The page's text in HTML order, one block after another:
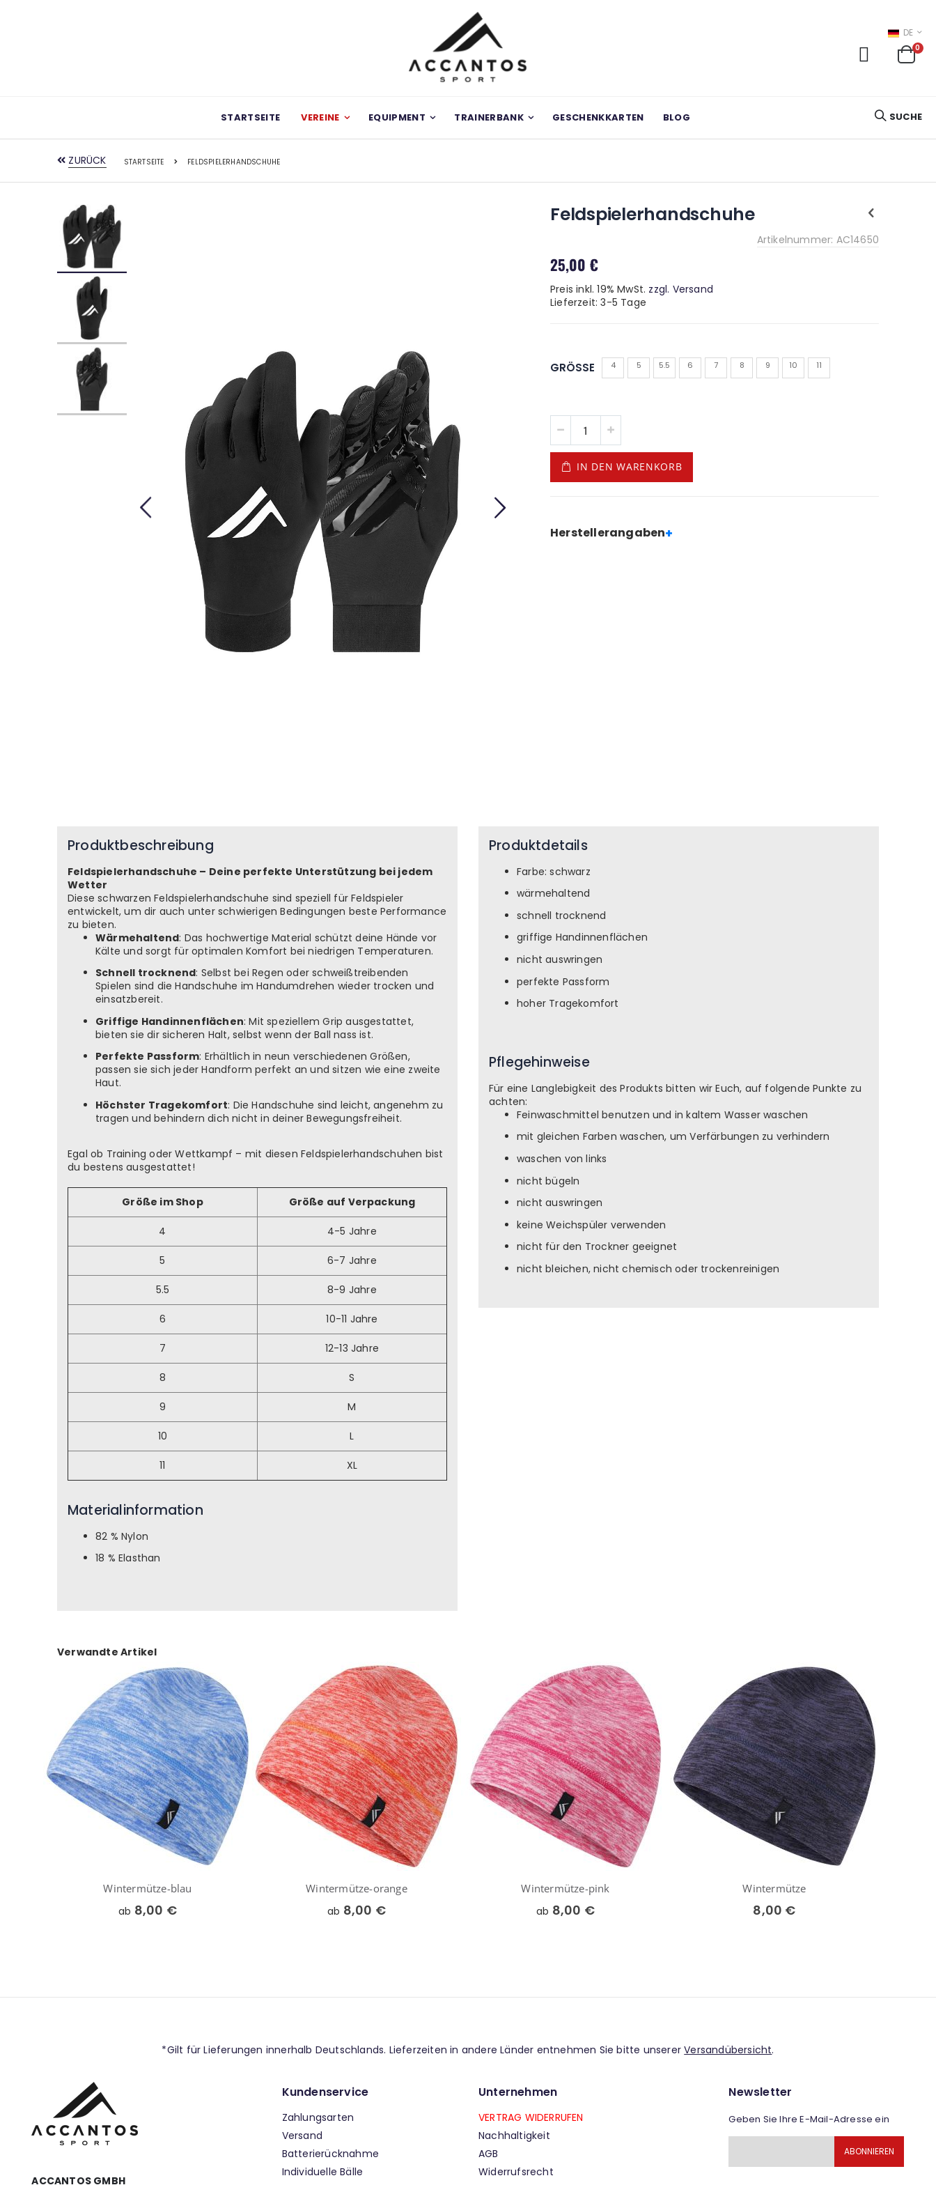
SPRACHE
DE
SUCHE
Cart
0
STARTSEITE VEREINE EQUIPMENT TRAINERBANK GESCHENKKARTEN BLOG
ZURÜCK STARTSEITE FELDSPIELERHANDSCHUHE
Zum
Ende
der
Bildgalerie
springen
der
springen
Feldspielerhandschuhe
Artikelnummer: AC14650
25,00 €
Preis inkl. 19% MwSt. zzgl. Versand
Lieferzeit: 3-5 Tage
GRÖSSE 4 5 5.5 6 7 8 9 10 11
IN DEN WARENKORB
Herstellerangaben+
Produktbeschreibung
Feldspielerhandschuhe – Deine perfekte Unterstützung bei jedem
Wetter
Diese schwarzen Feldspielerhandschuhe sind speziell für Feldspieler
entwickelt, um dir auch unter schwierigen Bedingungen beste Performance
zu bieten.
Wärmehaltend: Das hochwertige Material schützt deine Hände vor
Kälte und sorgt für optimalen Komfort bei niedrigen Temperaturen.
Schnell trocknend: Selbst bei Regen oder schweißtreibenden
Spielen sind die Handschuhe im Handumdrehen wieder trocken und
einsatzbereit.
Griffige Handinnenflächen: Mit speziellem Grip ausgestattet,
bieten sie dir sicheren Halt, selbst wenn der Ball nass ist.
Perfekte Passform: Erhältlich in neun verschiedenen Größen,
passen sie sich jeder Handform perfekt an und sitzen wie eine zweite
Haut.
Höchster Tragekomfort: Die Handschuhe sind leicht, angenehm zu
tragen und behindern dich nicht in deiner Bewegungsfreiheit.
Egal ob Training oder Wettkampf – mit diesen Feldspielerhandschuhen bist
du bestens ausgestattet!
Größe im Shop Größe auf Verpackung
4 4-5 Jahre
5 6-7 Jahre
5.5 8-9 Jahre
6 10-11 Jahre
7 12-13 Jahre
8 S
9 M
10 L
11 XL
Materialinformation
82 % Nylon
18 % Elasthan
Produktdetails
Farbe: schwarz
wärmehaltend
schnell trocknend
griffige Handinnenflächen
nicht auswringen
perfekte Passform
hoher Tragekomfort
Pflegehinweise
Für eine Langlebigkeit des Produkts bitten wir Euch, auf folgende Punkte zu
achten:
Feinwaschmittel benutzen und in kaltem Wasser waschen
mit gleichen Farben waschen, um Verfärbungen zu verhindern
waschen von links
nicht bügeln
nicht auswringen
keine Weichspüler verwenden
nicht für den Trockner geeignet
nicht bleichen, nicht chemisch oder trockenreinigen
Verwandte Artikel
Wintermütze-blau
ab 8,00 €
Wintermütze-orange
ab 8,00 €
Wintermütze-pink
ab 8,00 €
Wintermütze
8,00 €
*Gilt für Lieferungen innerhalb Deutschlands. Lieferzeiten in andere Länder entnehmen Sie bitte unsererVersandübersicht.
ACCANTOS GMBH
Kundenservice
Zahlungsarten
Versand
Batterierücknahme
Individuelle Bälle
Unternehmen
VERTRAG WIDERRUFEN
Nachhaltigkeit
AGB
Widerrufsrecht
Newsletter
Geben Sie Ihre E-Mail-Adresse ein
sich
ABONNIEREN